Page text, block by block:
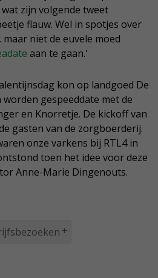
zijn volgende tweet
flauw. Wel in spotjes over
niet de euvele moed
aan te gaan.'
kon op landgoed De
gespeeddate met de
en Knorretje. De kickoff van
gasten van de zorgboerderij.
onze varkens bij RTL4 in
toen het idee voor deze
Anne-Marie Dingenouts.